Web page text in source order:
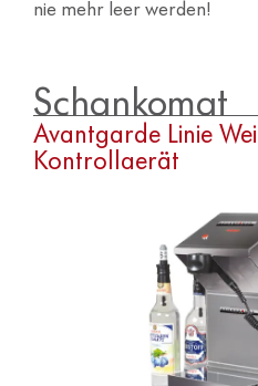
nie mehr leer werden!
Schankomat
Avantgarde Linie
Kontrollgerät